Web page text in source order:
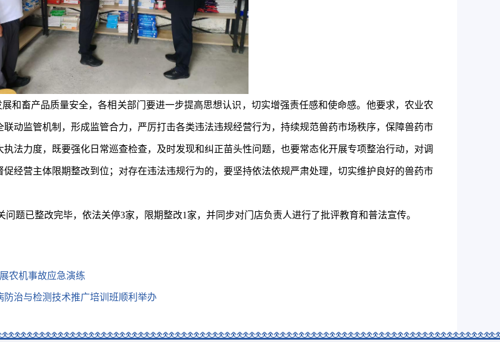
和畜产品质量安全，各相关部门要进一步提高思想认识，切实增强责任感和使命感。他要求，农业农
动监管机制，形成监管合力，严厉打击各类违法违规经营行为，持续规范兽药市场秩序，保障兽药市
法力度，既要强化日常巡查检查，及时发现和纠正苗头性问题，也要常态化开展专项整治行动，对调
经营主体限期整改到位；对存在违法违规行为的，要坚持依法依规严肃处理，切实维护良好的兽药市
问题已整改完毕，依法关停3家，限期整改1 家，并同步对门店负责人进行了批评教育和普法宣传。
农机事故应急演练
治与检测技术推广培训班顺利举办